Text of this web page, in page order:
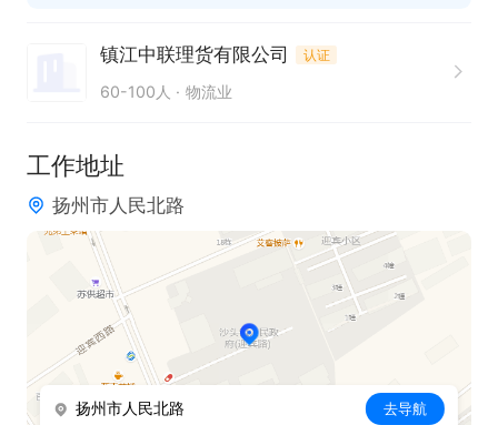
作制度。
3. 熟悉基本的物流或仓储操作流程，有相关经验者优
学历：高中，中专以上学历，大专及以上优先。
工作时间：每月工作22天，安排8天休息，倒班制，
每班次保证吃饭休息时间（两个早班，两个夜班，两
天休息），包住宿。
根据实际生产经营情况，会有加班需求，具体加班以
实际工作安排确定。
镇江中联理货有限公司 认证
60-100人 物流业
工作地址
扬州市人民北路
扬州市人民北路 去导航